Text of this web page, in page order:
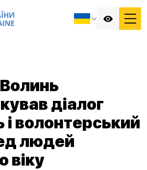
діалог
і волонтерський
людей
віку